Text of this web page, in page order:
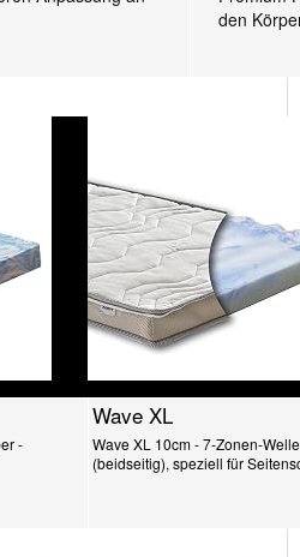
den
-
Wave XL
Wave XL 10cm - 7-Zonen-
(beidseitig), speziell für